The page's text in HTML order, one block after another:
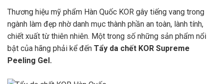
Thương hiệu mỹ phẩm Hàn Quốc KOR gây tiếng vang trong
ngành làm đẹp nhờ danh mục thành phần an toàn, lành tính,
chiết xuất từ thiên nhiên. Một trong số những sản phẩm nổi
bật của hãng phải kể đến Tẩy da chết KOR Supreme
Peeling Gel.